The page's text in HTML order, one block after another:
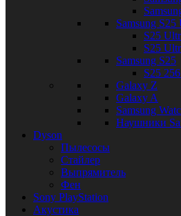
Samsung S25
S25
S25
Samsung S25
S25
Galaxy Z
Galaxy A
Samsung
Наушники
Dyson
Пылесосы
Стайлер
Выпрямитель
Фен
Sony PlayStation
Акустика